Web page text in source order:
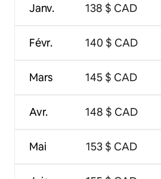
Janv.
Févr.
Mars
Avr.
Mai
138 $ CAD
140 $ CAD
145 $ CAD
148 $ CAD
153 $ CAD